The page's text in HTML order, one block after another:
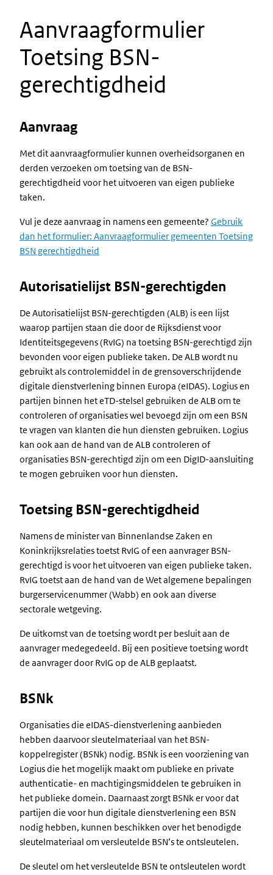
Aanvraagformulier
Toetsing BSN-
gerechtigdheid
Aanvraag
Met dit aanvraagformulier kunnen overheidsorganen en
derden verzoeken om toetsing van de BSN-
gerechtigdheid voor het uitvoeren van eigen publieke
taken.
Vul je deze aanvraag in namens een gemeente? Gebruik
dan het formulier: Aanvraagformulier gemeenten Toetsing
BSN gerechtigdheid
Autorisatielijst BSN-gerechtigden
De Autorisatielijst BSN-gerechtigden (ALB) is een lijst
waarop partijen staan die door de Rijksdienst voor
Identiteitsgegevens (RvIG) na toetsing BSN-gerechtigd zijn
bevonden voor eigen publieke taken. De ALB wordt nu
gebruikt als controlemiddel in de grensoverschrijdende
digitale dienstverlening binnen Europa (eIDAS). Logius en
partijen binnen het eTD-stelsel gebruiken de ALB om te
controleren of organisaties wel bevoegd zijn om een BSN
te vragen van klanten die hun diensten gebruiken. Logius
kan ook aan de hand van de ALB controleren of
organisaties BSN-gerechtigd zijn om een DigID-aansluiting
te mogen gebruiken voor hun diensten.
Toetsing BSN-gerechtigdheid
Namens de minister van Binnenlandse Zaken en
Koninkrijksrelaties toetst RvIG of een aanvrager BSN-
gerechtigd is voor het uitvoeren van eigen publieke taken.
RvIG toetst aan de hand van de Wet algemene bepalingen
burgerservicenummer (Wabb) en ook aan diverse
sectorale wetgeving.
De uitkomst van de toetsing wordt per besluit aan de
aanvrager medegedeeld. Bij een positieve toetsing wordt
de aanvrager door RvIG op de ALB geplaatst.
BSNk
Organisaties die eIDAS-dienstverlening aanbieden
hebben daarvoor sleutelmateriaal van het BSN-
koppelregister (BSNk) nodig. BSNk is een voorziening van
Logius die het mogelijk maakt om publieke en private
authenticatie- en machtigingsmiddelen te gebruiken in
het publieke domein. Daarnaast zorgt BSNk er voor dat
partijen die voor hun digitale dienstverlening een BSN
nodig hebben, kunnen beschikken over het benodigde
sleutelmateriaal om versleutelde BSN’s te ontsleutelen.
De sleutel om het versleutelde BSN te ontsleutelen wordt